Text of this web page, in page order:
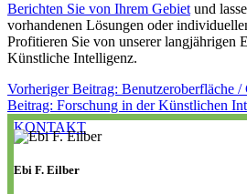
Berichten Sie von Ihrem Gebiet und
vorhandenen Lösungen oder
Profitieren Sie von unserer langjährigen
Künstliche Intelligenz.
Vorheriger Beitrag: Benutzeroberfläche
Beitrag: Forschung in der Künstlichen
KONTAKT
Ebi F. Eilber